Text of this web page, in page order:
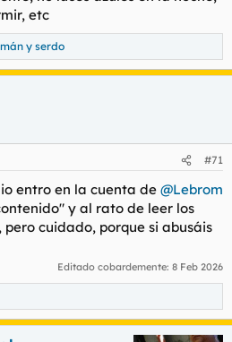
etc
y serdo
#71
entro en la cuenta de @Lebrom
y al rato de leer los
cuidado, porque si abusáis
Editado cobardemente: 8 Feb 2026